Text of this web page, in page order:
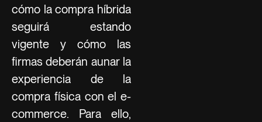
cómo la compra híbrida
seguirá estando
vigente y cómo las
firmas deberán aunar la
experiencia de la
compra física con el e-
commerce. Para ello,